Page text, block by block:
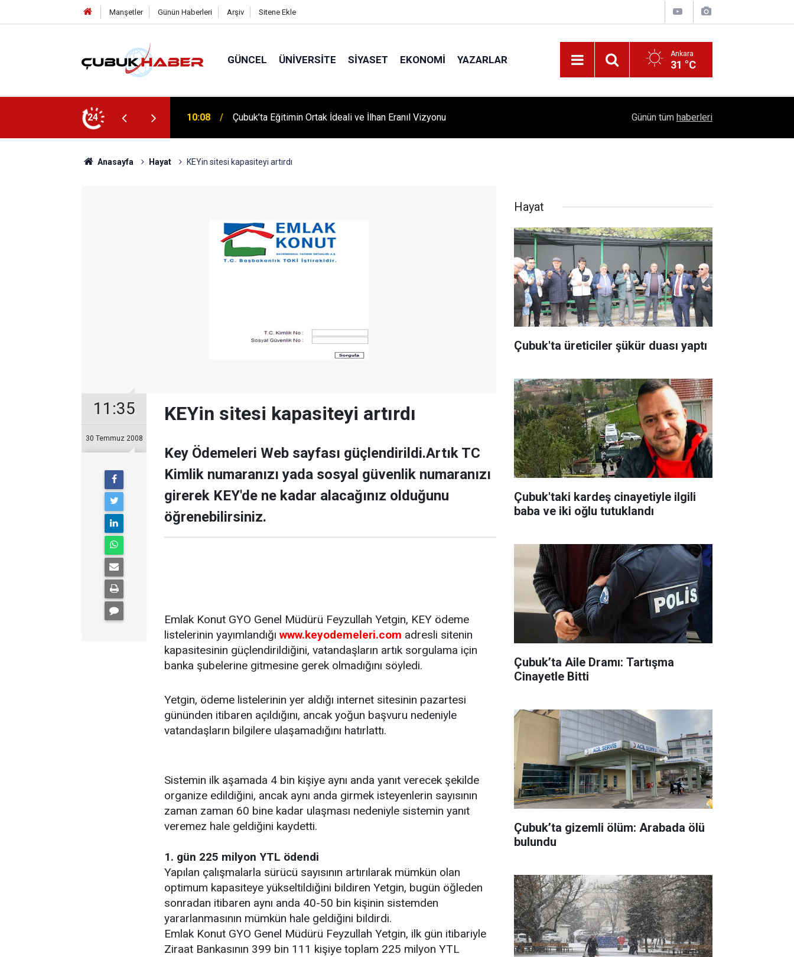
Manşetler Günün Haberleri Arşiv Sitene Ekle
GÜNCEL ÜNIVERSITE SIYASET EKONOMI YAZARLAR Ankara
31 °C
24 12:06 ÇUBUK’TA ‘YAZA MERHABA’ COŞKUSU: Kursiyerler Gönüllerince Eğlendi! 1504 Kep, Tek Bir Hedef: Bilim Kenti Çubuk
Günün tüm haberleri
Anasayfa Hayat KEYin sitesi kapasiteyi artırdı
11:35
30 Temmuz 2008
KEYin sitesi kapasiteyi artırdı
Key Ödemeleri Web sayfası güçlendirildi.Artık TC
Kimlik numaranızı yada sosyal güvenlik numaranızı
girerek KEY'de ne kadar alacağınız olduğunu
öğrenebilirsiniz.
Emlak Konut GYO Genel Müdürü Feyzullah Yetgin, KEY ödeme
listelerinin yayımlandığı  www.keyodemeleri.com  adresli sitenin
kapasitesinin güçlendirildiğini, vatandaşların artık sorgulama için
banka şubelerine gitmesine gerek olmadığını söyledi.
Yetgin, ödeme listelerinin yer aldığı internet sitesinin pazartesi
gününden itibaren açıldığını, ancak yoğun başvuru nedeniyle
vatandaşların bilgilere ulaşamadığını hatırlattı.
Sistemin ilk aşamada 4 bin kişiye aynı anda yanıt verecek şekilde
organize edildiğini, ancak aynı anda girmek isteyenlerin sayısının
zaman zaman 60 bine kadar ulaşması nedeniyle sistemin yanıt
veremez hale geldiğini kaydetti.
1. gün 225 milyon YTL ödendi
Yapılan çalışmalarla sürücü sayısının artırılarak mümkün olan
optimum kapasiteye yükseltildiğini bildiren Yetgin, bugün öğleden
sonradan itibaren aynı anda 40-50 bin kişinin sistemden
yararlanmasının mümkün hale geldiğini bildirdi.
Emlak Konut GYO Genel Müdürü Feyzullah Yetgin, ilk gün itibariyle
Ziraat Bankasının 399 bin 111 kişiye toplam 225 milyon YTL
Hayat
Çubuk'ta üreticiler şükür duası yaptı
Çubuk'taki kardeş cinayetiyle ilgili
baba ve iki oğlu tutuklandı
Çubuk’ta Aile Dramı: Tartışma
Cinayetle Bitti
Çubuk’ta gizemli ölüm: Arabada ölü
bulundu